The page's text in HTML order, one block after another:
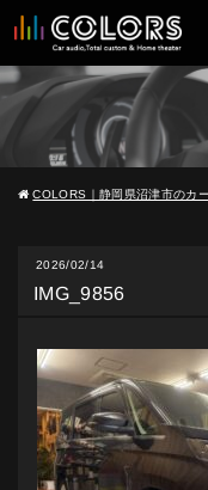
COLORS｜静岡県沼津市のカ
2026/02/14
IMG_9856